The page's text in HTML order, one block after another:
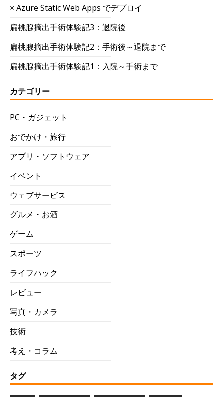
× Azure Static Web Apps でデプロイ
扁桃腺摘出手術体験記3：退院後
扁桃腺摘出手術体験記2：手術後～退院まで
扁桃腺摘出手術体験記1：入院～手術まで
カテゴリー
PC・ガジェット
おでかけ・旅行
アプリ・ソフトウェア
イベント
ウェブサービス
グルメ・お酒
ゲーム
スポーツ
ライフハック
レビュー
写真・カメラ
技術
考え・コラム
タグ